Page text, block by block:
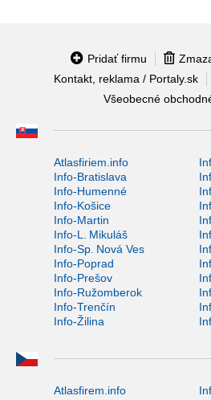
Pridať firmu
Kontakt, reklama / Portaly.sk
Všeobecné
Atlasfiriem.info
Info-Bratislava
Info-Humenné
Info-Košice
Info-Martin
Info-L. Mikuláš
Info-Sp. Nová Ves
Info-Poprad
Info-Prešov
Info-Ružomberok
Info-Trenčín
Info-Žilina
Atlasfirem.info